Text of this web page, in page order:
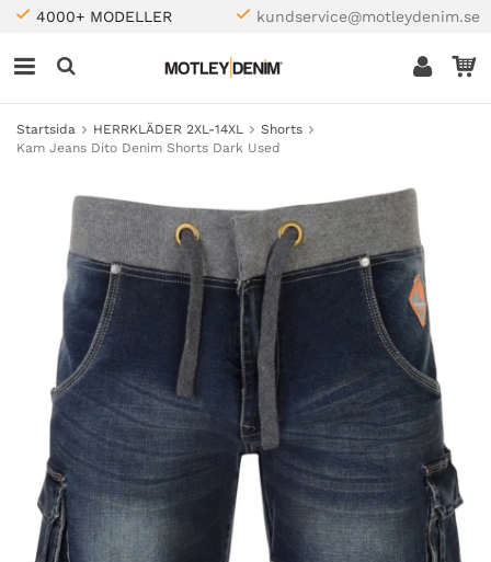
4000+ MODELLER kundservice@motleydenim.se
Startsida HERRKLÄDER 2XL-14XL
Shorts
Kam Jeans Dito Denim Shorts Dark Used